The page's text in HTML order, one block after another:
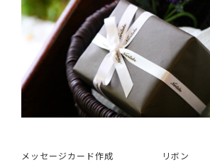
メッセージカード作成 リボン